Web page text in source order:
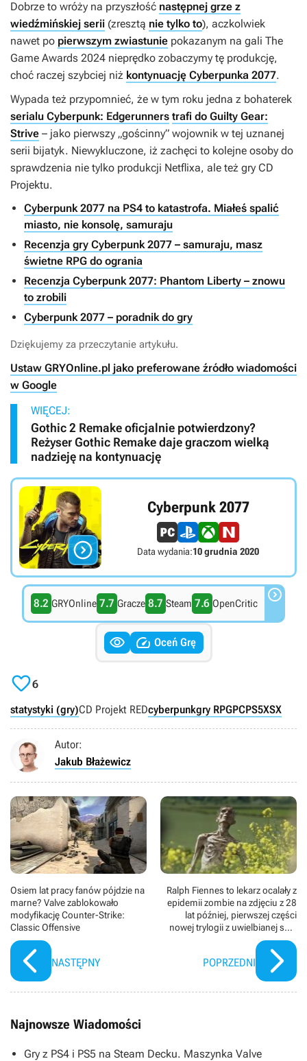
Dobrze to wróży na przyszłość następnej grze z
wiedźmińskiej serii (zresztą nie tylko to), aczkolwiek
nawet po pierwszym zwiastunie pokazanym na gali The
Game Awards 2024 nieprędko zobaczymy tę produkcję,
choć raczej szybciej niż kontynuację Cyberpunka 2077.
Wypada też przypomnieć, że w tym roku jedna z bohaterek
serialu Cyberpunk: Edgerunners trafi do Guilty Gear:
Strive – jako pierwszy „gościnny” wojownik w tej uznanej
serii bijatyk. Niewykluczone, iż zachęci to kolejne osoby do
sprawdzenia nie tylko produkcji Netflixa, ale też gry CD
Projektu.
Cyberpunk 2077 na PS4 to katastrofa. Miałeś spalić
miasto, nie konsolę, samuraju
Recenzja gry Cyberpunk 2077 – samuraju, masz
świetne RPG do ogrania
Recenzja Cyberpunk 2077: Phantom Liberty – znowu
to zrobili
Cyberpunk 2077 – poradnik do gry
Dziękujemy za przeczytanie artykułu.
Ustaw GRYOnline.pl jako preferowane źródło wiadomości
w Google
WIĘCEJ:
Gothic 2 Remake oficjalnie potwierdzony?
Reżyser Gothic Remake daje graczom wielką
nadzieję na kontynuację

Cyberpunk 2077
Data wydania:10 grudnia 2020
8.2 GRYOnline 7.7 Gracze 8.7 Steam 7.6 OpenCritic 
  Oceń Grę
6
statystyki (gry)CD Projekt REDcyberpunkgry RPGPCPS5XSX
Autor:
Jakub Błażewicz
Osiem lat pracy fanów pójdzie na
marne? Valve zablokowało
modyfikację Counter-Strike:
Classic Offensive
NASTĘPNY
Ralph Fiennes to lekarz ocalały z
epidemii zombie na zdjęciu z 28
lat później, pierwszej części
nowej trylogii z uwielbianej serii
horrorów. „Ma nietuzinkowe
poglądy”
POPRZEDNI
Najnowsze Wiadomości
Gry z PS4 i PS5 na Steam Decku. Maszynka Valve